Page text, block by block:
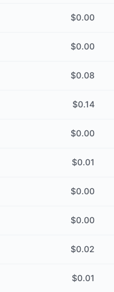
$0.00
$0.00
$0.08
$0.14
$0.00
$0.01
$0.00
$0.00
$0.02
$0.01